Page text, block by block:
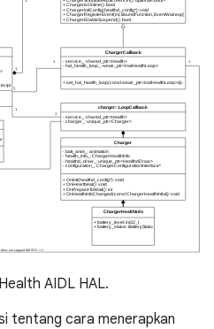
AIDL HAL.
tentang cara menerapkan